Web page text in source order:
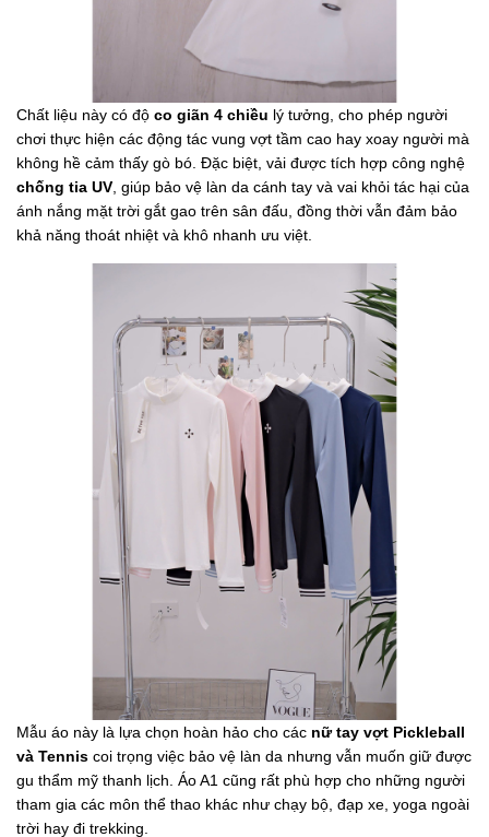
Chất liệu này có độ co giãn 4 chiều lý tưởng, cho phép người
chơi thực hiện các động tác vung vợt tầm cao hay xoay người mà
không hề cảm thấy gò bó. Đặc biệt, vải được tích hợp công nghệ
chống tia UV , giúp bảo vệ làn da cánh tay và vai khỏi tác hại của
ánh nắng mặt trời gắt gao trên sân đấu, đồng thời vẫn đảm bảo
khả năng thoát nhiệt và khô nhanh ưu việt.
Mẫu áo này là lựa chọn hoàn hảo cho các nữ tay vợt Pickleball
và Tennis coi trọng việc bảo vệ làn da nhưng vẫn muốn giữ được
gu thẩm mỹ thanh lịch. Áo A1 cũng rất phù hợp cho những người
tham gia các môn thể thao khác như chạy bộ, đạp xe, yoga ngoài
trời hay đi trekking.